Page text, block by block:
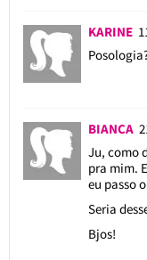
KARINE
BIANCA
Ju, como
pra mim.
eu passo
Seria
Bjos!